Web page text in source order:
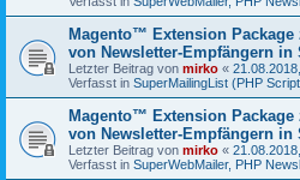
Magento™ Extension
von Newsletter-Empfängern in
Letzter Beitrag von mirko «
Verfasst in SuperMailingList (PHP
Magento™ Extension
von Newsletter-Empfängern in
Letzter Beitrag von mirko «
Verfasst in SuperWebMailer, PHP